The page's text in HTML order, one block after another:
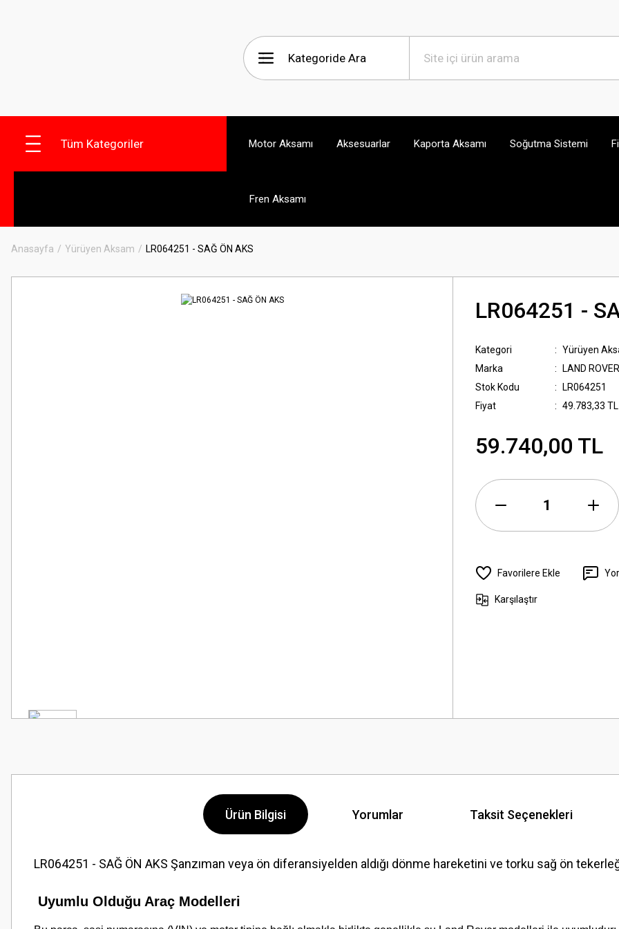
Tüm Kategoriler Motor Aksamı Aksesuarlar Kaporta Aksamı Soğutma Sistemi
Fren Aksamı
Anasayfa Yürüyen Aksam LR064251 - SAĞ ÖN AKS
LR064251 -
Kategori
Yürüyen
Marka
LAND ROVER
Stok Kodu
LR064251
Fiyat
49.783,33 TL
59.740,00 TL
Karşılaştır
Ürün Bilgisi Yorumlar Taksit Seçenekleri
LR064251 - SAĞ ÖN AKS Şanzıman veya ön diferansiyelden aldığı dönme hareketini ve torku sağ ön
Uyumlu Olduğu Araç Modelleri